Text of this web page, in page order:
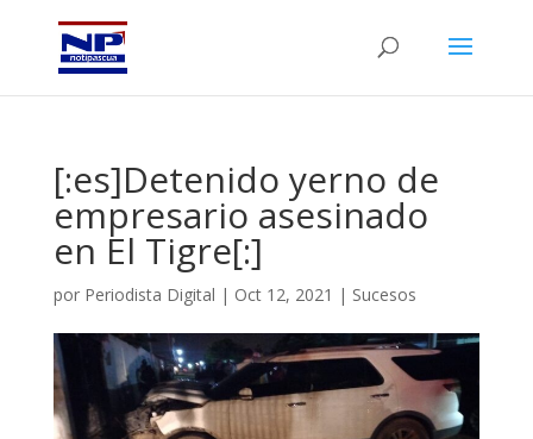
[:es]Detenido yerno de
empresario asesinado
en El Tigre[:]
por Periodista Digital | Oct 12, 2021 | Sucesos